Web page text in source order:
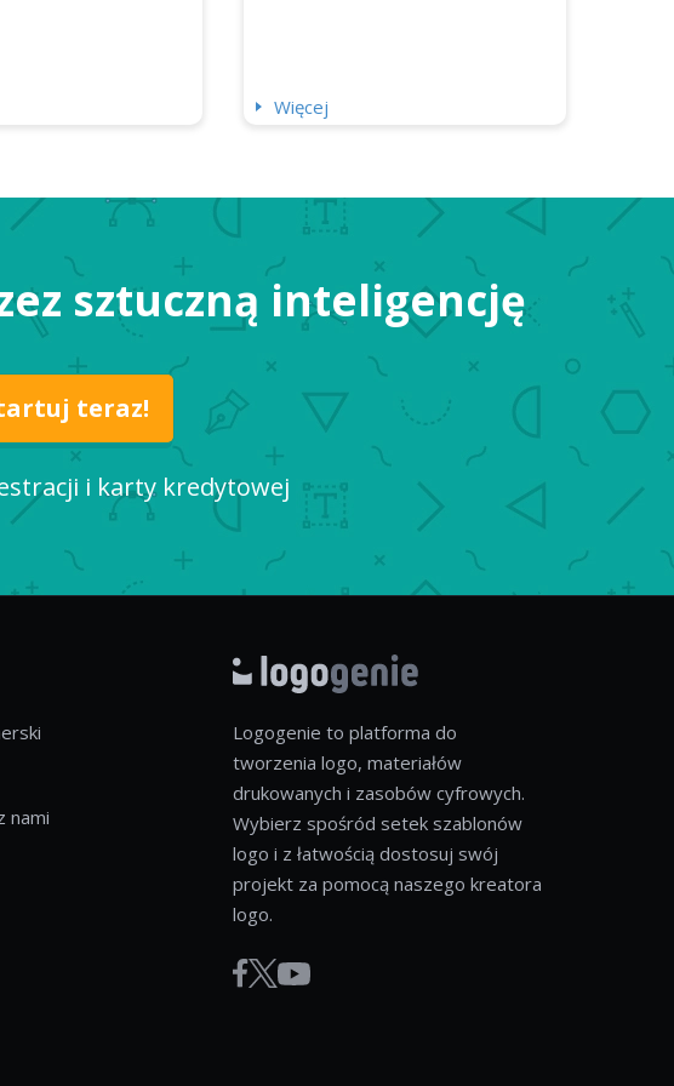
Więcej
sztuczną inteligencję
i karty kredytowej
nami
Logogenie to platforma do
tworzenia logo, materiałów
drukowanych i zasobów cyfrowych.
Wybierz spośród setek szablonów
logo i z łatwością dostosuj swój
projekt za pomocą naszego kreatora
logo.